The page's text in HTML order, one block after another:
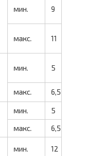
мин. 9
макс. 11
мин. 5
макс. 6,5
мин.
5
макс.
6,5
мин. 12